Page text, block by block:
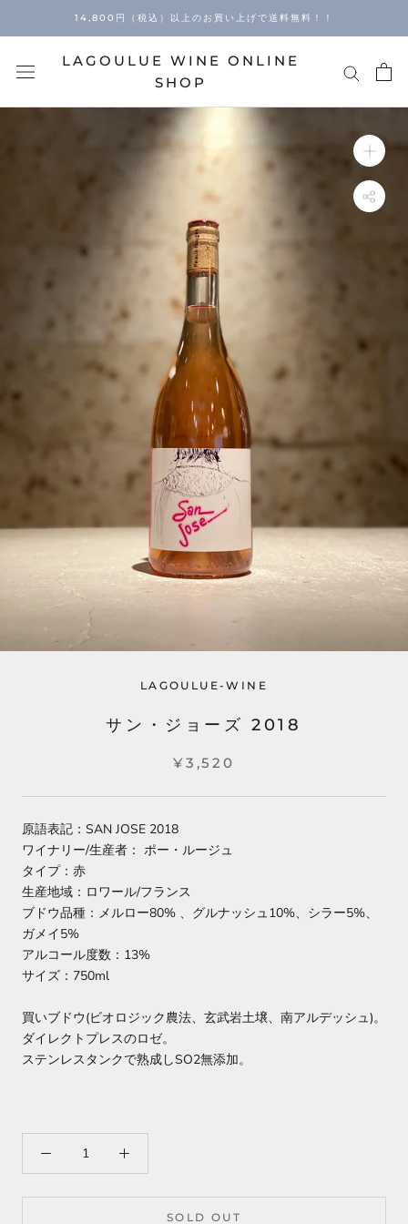
14,800円（税込）以上のお買い上げで送料無料！！
LAGOULUE WINE ONLINE
SHOP
LAGOULUE-WINE
サン・ジョーズ 2018
¥3,520
原語表記：SAN JOSE 2018
ワイナリー/生産者： ポー・ルージュ
タイプ：赤
生産地域： ロワール/フランス
ブドウ品種： メルロー80% 、 グルナッシュ10%、 シラー5%、
ガメイ5%
アルコール度数：13%
サイズ：750ml
買いブドウ(ビオロジック農法、玄武岩土壌、南アルデッシュ)。
ダイレクトプレスのロゼ。
ステンレスタンクで熟成しSO2無添加。
SOLD OUT